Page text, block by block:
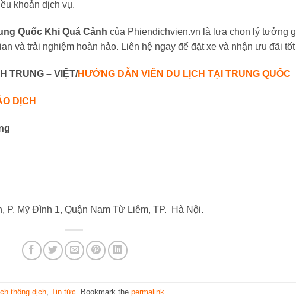
khoản dịch vụ.
Quốc Khi Quá Cảnh của Phiendichvien.vn là lựa chọn lý tưởng
và trải nghiệm hoàn hảo. Liên hệ ngay để đặt xe và nhận ưu đãi
TRUNG – VIỆT/HƯỚNG DẪN VIÊN DU LỊCH TẠI TRUNG QUỐC
DỊCH
Mỹ Đình 1, Quận Nam Từ Liêm, TP. Hà Nội.
thông dịch, Tin tức. Bookmark the permalink.